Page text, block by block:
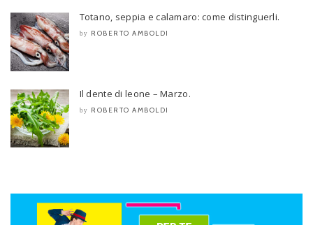
Totano, seppia e calamaro: come distinguerli.
by ROBERTO AMBOLDI
Il dente di leone – Marzo.
by ROBERTO AMBOLDI